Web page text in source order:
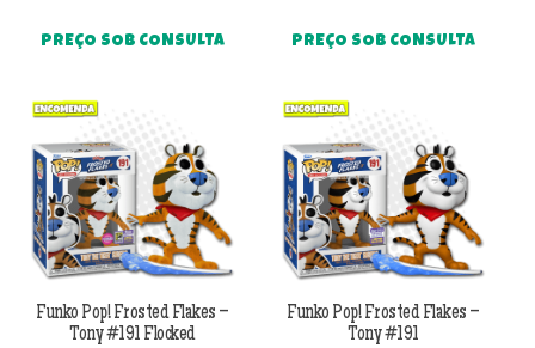
PREÇO SOB CONSULTA PREÇO SOB CONSULTA
Funko Pop! Frosted Flakes –
Tony #191 Flocked
Funko Pop! Frosted Flakes –
Tony #191